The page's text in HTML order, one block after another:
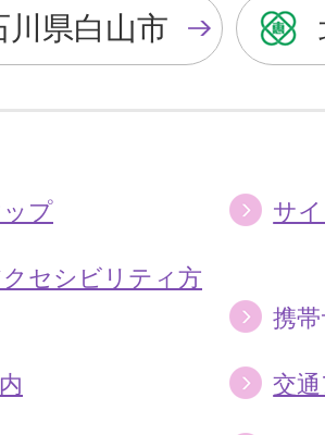
色
に
色
に
川県白山市
プ サ
セシビリティ方
携
交